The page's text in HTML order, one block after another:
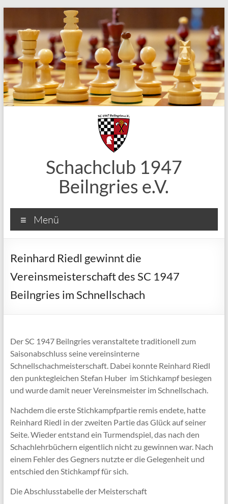
springen
Schachclub 1947
Beilngries e.V.
Menü
Reinhard Riedl gewinnt die
Vereinsmeisterschaft des SC 1947
Beilngries im Schnellschach
Der SC 1947 Beilngries veranstaltete traditionell zum
Saisonabschluss seine vereinsinterne
Schnellschachmeisterschaft. Dabei konnte Reinhard Riedl
den punktegleichen Stefan Huber im Stichkampf besiegen
und wurde damit neuer Vereinsmeister im Schnellschach.
Nachdem die erste Stichkampfpartie remis endete, hatte
Reinhard Riedl in der zweiten Partie das Glück auf seiner
Seite. Wieder entstand ein Turmendspiel, das nach den
Schachlehrbüchern eigentlich nicht zu gewinnen war. Nach
einem Fehler des Gegners nutzte er die Gelegenheit und
entschied den Stichkampf für sich.
Die Abschlusstabelle der Meisterschaft